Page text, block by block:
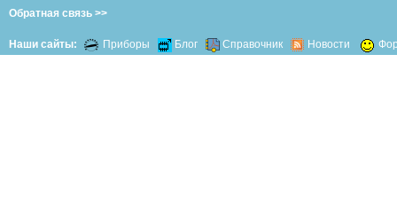
Обратная связь >>
Наши сайты: Приборы Блог Справочник Новости